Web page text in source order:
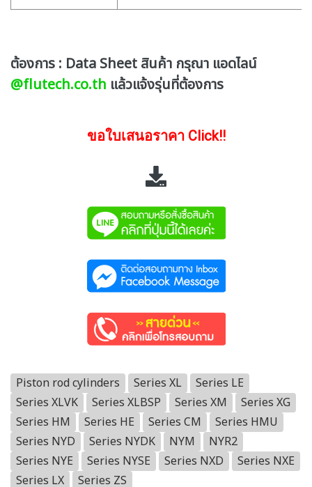
ต้องการ : Data Sheet สินค้า กรุณา แอดไลน์
@flutech.co.th แล้วแจ้งรุ่นที่ต้องการ
ขอใบเสนอราคา Click!!
Piston rod cylinders Series XL
Series LE
Series XLVK
Series XLBSP Series XM
Series XG
Series HM
Series HE Series CM
Series HMU
Series NYD
Series NYDK NYM
NYR2
Series NYE
Series NYSE Series NXD
Series NXE
Series LX
Series ZS